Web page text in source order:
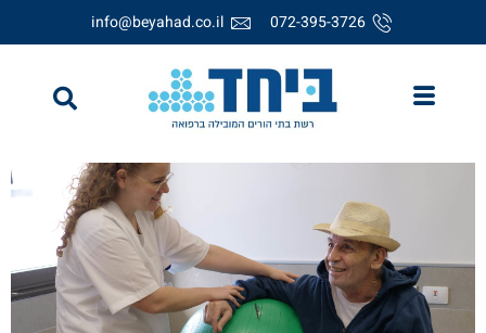
072-395-3726
info@beyahad.co.il